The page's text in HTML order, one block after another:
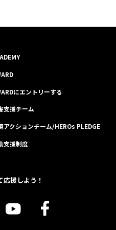
にエントリーする
支援チーム
アクションチーム/HEROs PLEDGE
支援制度
援しよう！